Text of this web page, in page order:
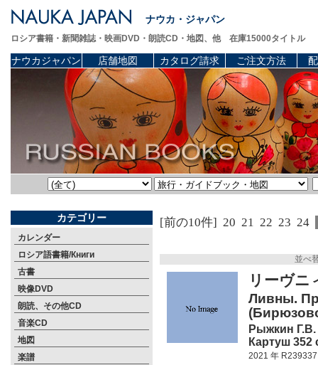
ナウカ・ジャパン
ロシア書籍・新聞雑誌・映画DVD・朗読CD・地図、他 在庫15000タイトル
ナウカジャパン 店舗地図 カタログ請求 ご注文方法
カテゴリー
カレンダー
ロシア語書籍/Книги
古書
映像DVD
朗読、その他CD
音楽CD
地図
楽譜
[前の10件] 20 21 22 23 24
並べ
リーヴ
Ливны.
Рыжкин Г.В.
Картуш 352
2021 年 R239337